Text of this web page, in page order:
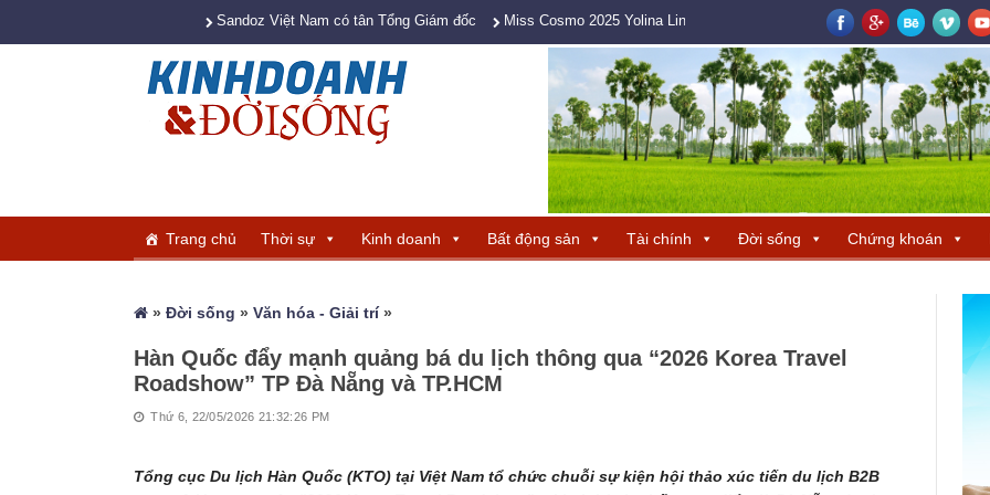
Sandoz Việt Nam có tân Tổng Giám đốc Miss Cosmo 2025 Yolina Lindquist cùng Hoa hậu Hương Giang tìm ra ba
Trang chủ Thời sự Kinh doanh Bất động sản Tài chính Đời sống Chứng khoán
» Đời sống » Văn hóa - Giải trí»
Hàn Quốc đẩy mạnh quảng bá du lịch thông qua “2026 Korea Travel
Roadshow” TP Đà Nẵng và TP.HCM
Thứ 6, 22/05/2026 21:32:26 PM
Tổng cục Du lịch Hàn Quốc (KTO) tại Việt Nam tổ chức chuỗi sự kiện hội thảo xúc tiến du lịch B2B